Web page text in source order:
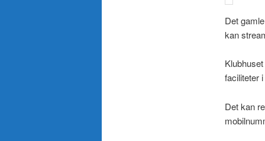
Det
kan
faciliteter
Det kan